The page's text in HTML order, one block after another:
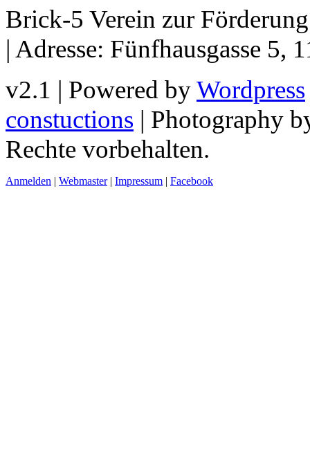
Brick-5 Verein zur
| Adresse: Fünfhausgasse 5,
v2.1 | Powered byWordpress
constuctions | Photography
Rechte vorbehalten.
Anmelden | Webmaster| Impressum | Facebook